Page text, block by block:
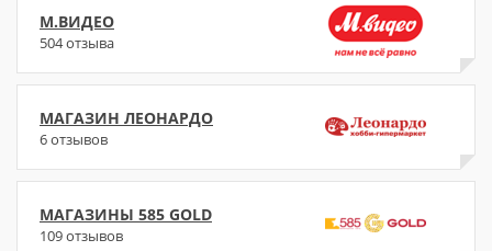
М.ВИДЕО
504 отзыва
МАГАЗИН ЛЕОНАРДО
6 отзывов
МАГАЗИНЫ 585 GOLD
109 отзывов